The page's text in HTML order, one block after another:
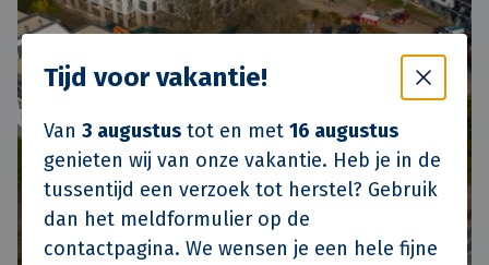
Tijd voor vakantie!
Van 3 augustus tot en met 16 augustus
genieten wij van onze vakantie. Heb je in de
tussentijd een verzoek tot herstel? Gebruik
dan het meldformulier op de
contactpagina. We wensen je een hele fijne